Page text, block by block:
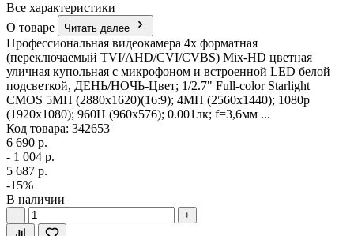
Все характеристики
О товаре
Читать далее
Профессиональная видеокамера 4х форматная
(переключаемый TVI/AHD/CVI/CVBS) Mix-HD цветная
уличная купольная с микрофоном и встроенной LED белой
подсветкой, ДЕНЬ/НОЧЬ-Цвет; 1/2.7" Full-color Starlight
CMOS 5МП (2880х1620)(16:9); 4МП (2560х1440); 1080p
(1920х1080); 960H (960х576); 0.001лк; f=3,6мм ...
Код товара: 342653
6 690 р.
- 1 004 р.
5 687 р.
-15%
В наличии
− +